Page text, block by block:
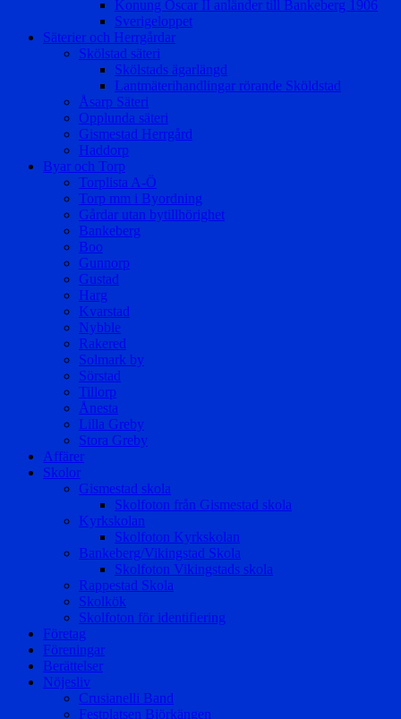
Konung Oscar II anländer till Bankeberg 1906
Sverigeloppet
Säterier och Herrgårdar
Skölstad säteri
Skölstads ägarlängd
Lantmäterihandlingar rörande Sköldstad
Åsarp Säteri
Opplunda säteri
Gismestad Herrgård
Haddorp
Byar och Torp
Torplista A-Ö
Torp mm i Byordning
Gårdar utan bytillhörighet
Bankeberg
Boo
Gunnorp
Gustad
Harg
Kvarstad
Nybble
Rakered
Solmark by
Sörstad
Tillorp
Ånesta
Lilla Greby
Stora Greby
Affärer
Skolor
Gismestad skola
Skolfoton från Gismestad skola
Kyrkskolan
Skolfoton Kyrkskolan
Bankeberg/Vikingstad Skola
Skolfoton Vikingstads skola
Rappestad Skola
Skolkök
Skolfoton för identifiering
Företag
Föreningar
Berättelser
Nöjesliv
Crusianelli Band
Festplatsen Björkängen